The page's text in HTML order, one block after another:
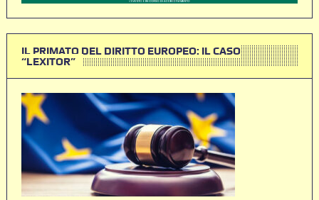
IL PRIMATO DEL DIRITTO EUROPEO: IL CASO
“LEXITOR”